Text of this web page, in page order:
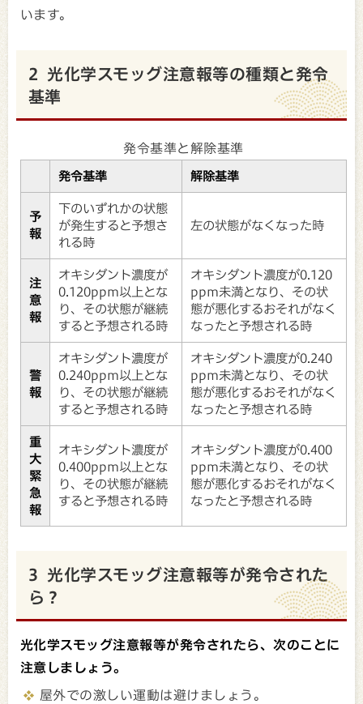
います。
2 光化学スモッグ注意報等の種類と発令
基準
発令基準と解除基準
発令基準 解除基準
予
報
下のいずれかの状態
が発生すると予想さ
れる時
左の状態がなくなった時
注
意
報
オキシダント濃度が
0.120ppm以上とな
り、その状態が継続
すると予想される時
オキシダント濃度が0.120
ppm未満となり、その状
態が悪化するおそれがなく
なったと予想される時
警
報
オキシダント濃度が
0.240ppm以上とな
り、その状態が継続
すると予想される時
オキシダント濃度が0.240
ppm未満となり、その状
態が悪化するおそれがなく
なったと予想される時
重
大
緊
急
報
オキシダント濃度が
0.400ppm以上とな
り、その状態が継続
すると予想される時
オキシダント濃度が0.400
ppm未満となり、その状
態が悪化するおそれがなく
なったと予想される時
3 光化学スモッグ注意報等が発令された
ら？
光化学スモッグ注意報等が発令されたら、次のことに
注意しましょう。
屋外での激しい運動は避けましょう。